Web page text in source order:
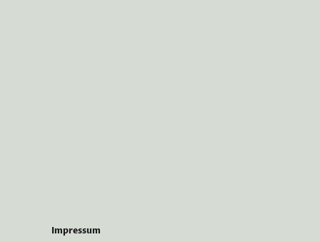
Impressum